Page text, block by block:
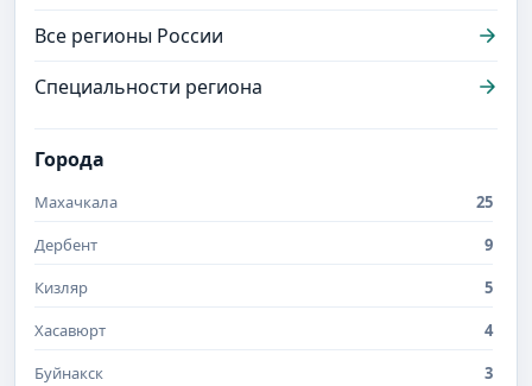
Все регионы России
Специальности региона
Города
Махачкала
25
Дербент
9
Кизляр
5
Хасавюрт
4
Буйнакск
3